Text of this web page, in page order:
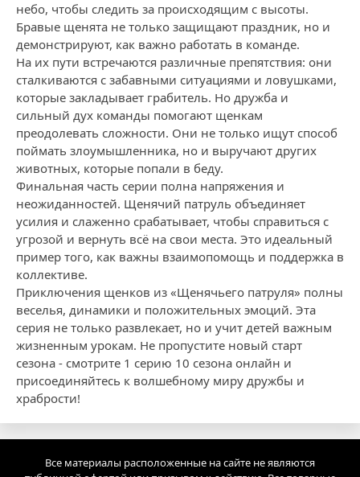
небо, чтобы следить за происходящим с высоты.
Бравые щенята не только защищают праздник, но и
демонстрируют, как важно работать в команде.
На их пути встречаются различные препятствия: они
сталкиваются с забавными ситуациями и ловушками,
которые закладывает грабитель. Но дружба и
сильный дух команды помогают щенкам
преодолевать сложности. Они не только ищут способ
поймать злоумышленника, но и выручают других
животных, которые попали в беду.
Финальная часть серии полна напряжения и
неожиданностей. Щенячий патруль объединяет
усилия и слаженно срабатывает, чтобы справиться с
угрозой и вернуть всё на свои места. Это идеальный
пример того, как важны взаимопомощь и поддержка в
коллективе.
Приключения щенков из «Щенячьего патруля» полны
веселья, динамики и положительных эмоций. Эта
серия не только развлекает, но и учит детей важным
жизненным урокам. Не пропустите новый старт
сезона - смотрите 1 серию 10 сезона онлайн и
присоединяйтесь к волшебному миру дружбы и
храбрости!
Все материалы расположенные на сайте не являются